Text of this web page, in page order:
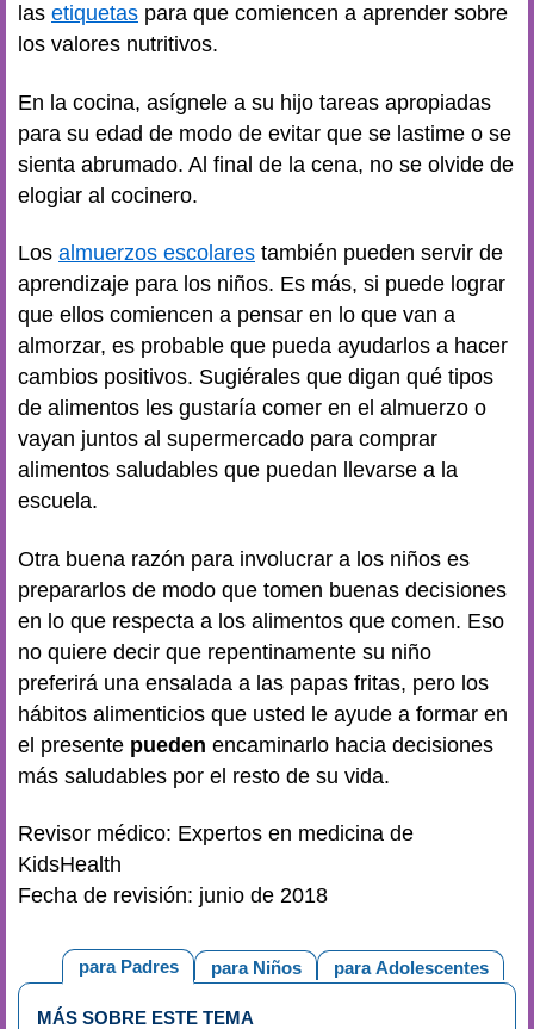
las etiquetas para que comiencen a aprender sobre
los valores nutritivos.
En la cocina, asígnele a su hijo tareas apropiadas
para su edad de modo de evitar que se lastime o se
sienta abrumado. Al final de la cena, no se olvide de
elogiar al cocinero.
Los almuerzos escolares también pueden servir de
aprendizaje para los niños. Es más, si puede lograr
que ellos comiencen a pensar en lo que van a
almorzar, es probable que pueda ayudarlos a hacer
cambios positivos. Sugiérales que digan qué tipos
de alimentos les gustaría comer en el almuerzo o
vayan juntos al supermercado para comprar
alimentos saludables que puedan llevarse a la
escuela.
Otra buena razón para involucrar a los niños es
prepararlos de modo que tomen buenas decisiones
en lo que respecta a los alimentos que comen. Eso
no quiere decir que repentinamente su niño
preferirá una ensalada a las papas fritas, pero los
hábitos alimenticios que usted le ayude a formar en
el presente pueden encaminarlo hacia decisiones
más saludables por el resto de su vida.
Revisor médico: Expertos en medicina de
KidsHealth
Fecha de revisión: junio de 2018
para Adolescentes
para Niños
para Padres
MÁS SOBRE ESTE TEMA